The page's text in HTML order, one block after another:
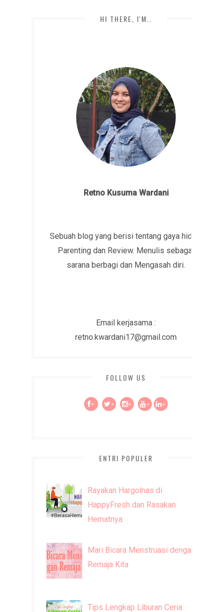
HI THERE, I'M..
Retno Kusuma Wardani
Sebuah blog yang berisi tentang gaya hidup,
Parenting dan Review. Menulis sebagai
sarana berbagi dan Mengasah diri.
Email kerjasama :
retno.kwardani17@gmail.com
FOLLOW US
+ + + + +
ENTRI POPULER
Rayakan Hargolnas di
HappyFresh dan Rasakan
Hematnya
Mari Bicara Menstruasi dengan
Remaja Kita
Tips Lengkap Liburan Ceria